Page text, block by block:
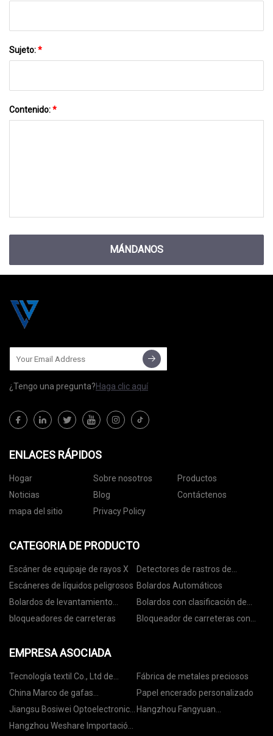
Sujeto:*
Contenido:*
MÁNDANOS
¿Tengo una pregunta?Haga clic aquí
ENLACES RÁPIDOS
Hogar Sobre nosotros
Productos
Noticias
Blog
Contáctenos
mapa del sitio
Privacy Policy
CATEGORIA DE PRODUCTO
Escáner de equipaje de rayos X
Detectores de rastros de
explosivos
Escáneres de líquidos peligrosos Bolardos Automáticos
Bolardos de levantamiento
automático
Bolardos con clasificación de
choque
bloqueadores de carreteras
Bloqueador de carreteras con
EMPRESA ASOCIADA
Tecnología textil Co., Ltd de
Zhongshan Riehoo
Fábrica de metales preciosos
China Marco de gafas
compuesto
Papel encerado personalizado
Jiangsu Bosiwei Optoelectronics
Group Co., Ltd
Hangzhou Fangyuan
Hangzhou Weshare Importación